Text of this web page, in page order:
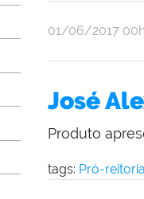
por
publicado
01/06/2017
José
Produto
tags: Pró-